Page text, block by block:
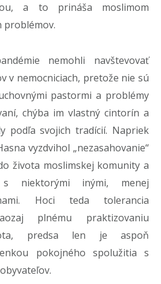
a to prináša moslimom
problémov.
nemohli navštevovať
v nemocniciach, pretože nie sú
pastormi a problémy
chýba im vlastný cintorín a
podľa svojich tradícií. Napriek
vyzdvihol „nezasahovanie“
života moslimskej komunity a
niektorými inými, menej
Hoci teda tolerancia
plnému praktizovaniu
predsa len je aspoň
pokojného spolužitia s